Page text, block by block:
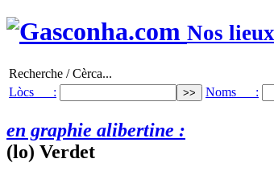
Nos
Recherche / Cèrca...
Lòcs :
Noms :
en graphie alibertine :
(lo) Verdet